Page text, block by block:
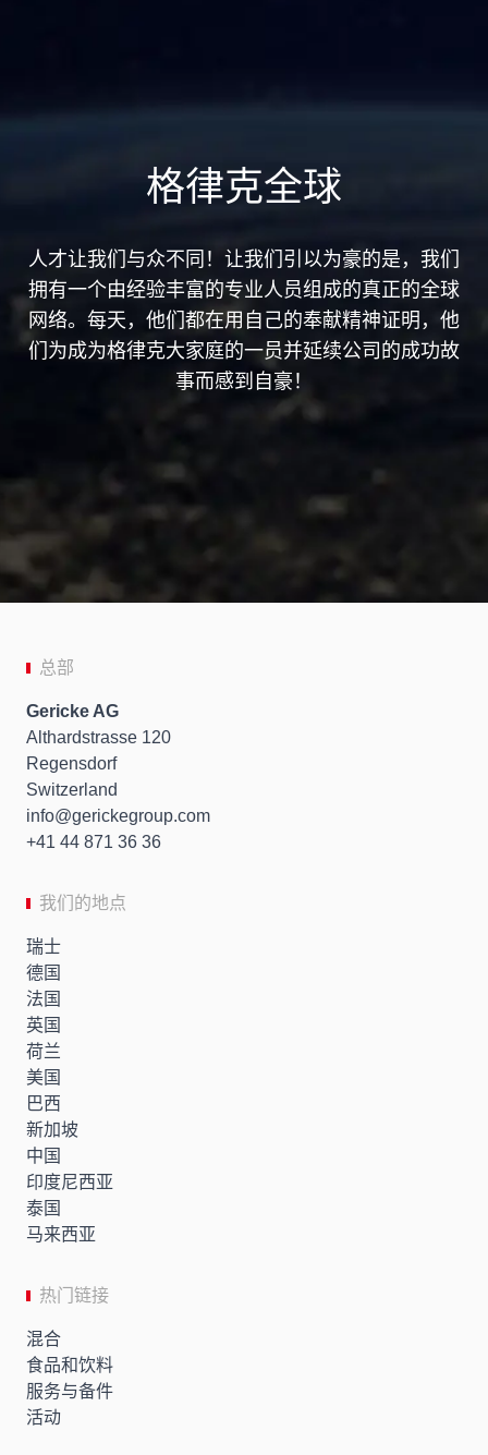
格律克全球
人才让我们与众不同！让我们引以为豪的是，我们
拥有一个由经验丰富的专业人员组成的真正的全球
网络。每天，他们都在用自己的奉献精神证明，他
们为成为格律克大家庭的一员并延续公司的成功故
事而感到自豪！
总部
Gericke AG
Althardstrasse 120
Regensdorf
Switzerland
info
gerickegroup.com
+41 44 871 36 36
我们的地点
瑞士
德国
法国
英国
荷兰
美国
巴西
新加坡
中国
印度尼西亚
泰国
马来西亚
热门链接
混合
食品和饮料
服务与备件
活动